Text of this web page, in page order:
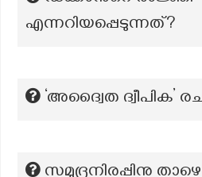
എന്നറിയപ്പെടുന്നത്?
‘അദ്വൈത ദ്വീപിക’